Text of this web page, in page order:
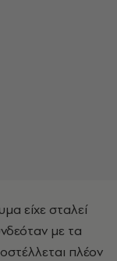
είχε σταλεί
με τα
πλέον